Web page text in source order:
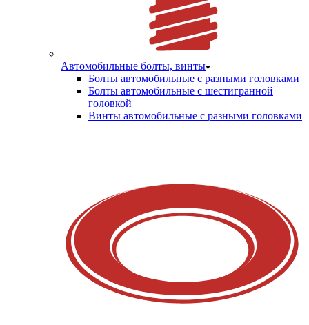
Автомобильные болты, винты
Болты автомобильные с разными головками
Болты автомобильные с шестигранной
головкой
Винты автомобильные с разными головками